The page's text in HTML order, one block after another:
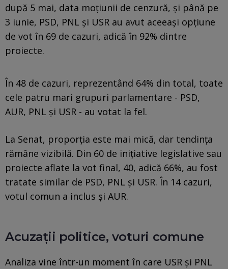
după 5 mai, data moțiunii de cenzură, și până pe
3 iunie, PSD, PNL și USR au avut aceeași opțiune
de vot în 69 de cazuri, adică în 92% dintre
proiecte.
În 48 de cazuri, reprezentând 64% din total, toate
cele patru mari grupuri parlamentare - PSD,
AUR, PNL și USR - au votat la fel.
La Senat, proporția este mai mică, dar tendința
rămâne vizibilă. Din 60 de inițiative legislative sau
proiecte aflate la vot final, 40, adică 66%, au fost
tratate similar de PSD, PNL și USR. În 14 cazuri,
votul comun a inclus și AUR.
Acuzații politice, voturi comune
Analiza vine într-un moment în care USR și PNL